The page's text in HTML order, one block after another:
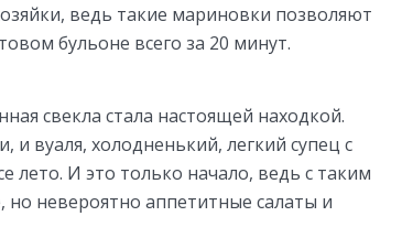
ведь такие мариновки позволяют
бульоне всего за 20 минут.
свекла стала настоящей находкой.
и вуаля, холодненький, легкий супец с
лето. И это только начало, ведь с таким
невероятно аппетитные салаты и